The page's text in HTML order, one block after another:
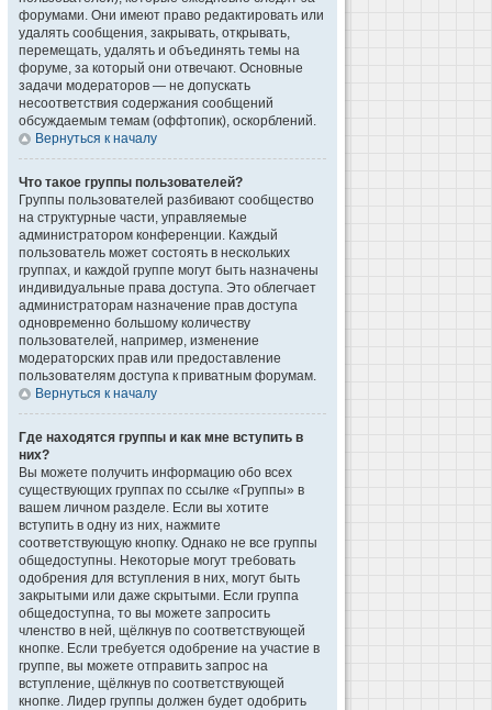
форумами. Они имеют право редактировать или
удалять сообщения, закрывать, открывать,
перемещать, удалять и объединять темы на
форуме, за который они отвечают. Основные
задачи модераторов — не допускать
несоответствия содержания сообщений
обсуждаемым темам (оффтопик), оскорблений.
Вернуться к началу
Что такое группы пользователей?
Группы пользователей разбивают сообщество
на структурные части, управляемые
администратором конференции. Каждый
пользователь может состоять в нескольких
группах, и каждой группе могут быть назначены
индивидуальные права доступа. Это облегчает
администраторам назначение прав доступа
одновременно большому количеству
пользователей, например, изменение
модераторских прав или предоставление
пользователям доступа к приватным форумам.
Вернуться к началу
Где находятся группы и как мне вступить в
них?
Вы можете получить информацию обо всех
существующих группах по ссылке «Группы» в
вашем личном разделе. Если вы хотите
вступить в одну из них, нажмите
соответствующую кнопку. Однако не все группы
общедоступны. Некоторые могут требовать
одобрения для вступления в них, могут быть
закрытыми или даже скрытыми. Если группа
общедоступна, то вы можете запросить
членство в ней, щёлкнув по соответствующей
кнопке. Если требуется одобрение на участие в
группе, вы можете отправить запрос на
вступление, щёлкнув по соответствующей
кнопке. Лидер группы должен будет одобрить